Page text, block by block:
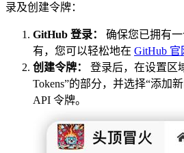
录及创建令牌：
GitHub 登录：
确保您已拥有
有，您可以轻松地在 GitHub 官
创建令牌：
登录后，在设置区
Tokens”的部分，并选择“添加
API 令牌。